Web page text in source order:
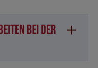
bei der